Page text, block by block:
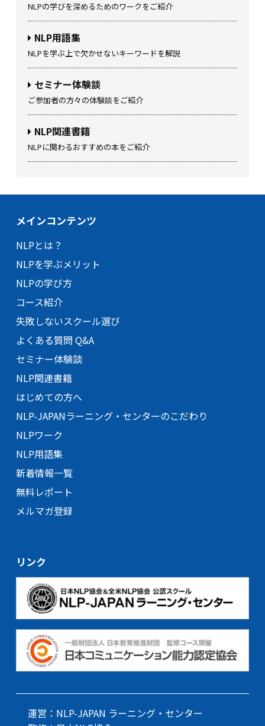
NLPの学びを深めるためのワークをご紹介
NLP用語集
NLPを学ぶ上で欠かせないキーワードを解説
セミナー体験談
ご参加者の方々の体験談をご紹介
NLP関連書籍
NLPに関わるおすすめの本をご紹介
メインコンテンツ
NLPとは？
NLPを学ぶメリット
NLPの学び方
コース紹介
失敗しないスクール選び
よくある質問 Q&A
セミナー体験談
NLP関連書籍
はじめての方へ
NLP-JAPANラーニング・ センターのこだわり
NLPワーク
NLP用語集
新着情報一覧
無料レポート
メルマガ登録
リンク
運営：NLP-JAPAN ラーニング・センター